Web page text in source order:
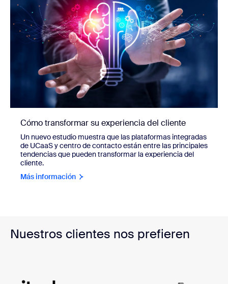
Cómo transformar su experiencia del cliente
Un nuevo estudio muestra que las plataformas integradas
de UCaaS y centro de contacto están entre las principales
tendencias que pueden transformar la experiencia del
cliente.
Más información
Nuestros clientes nos prefieren